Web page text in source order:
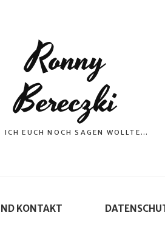
Ronny
Bereczki
ICH EUCH NOCH SAGEN WOLLTE…
KONTAKT